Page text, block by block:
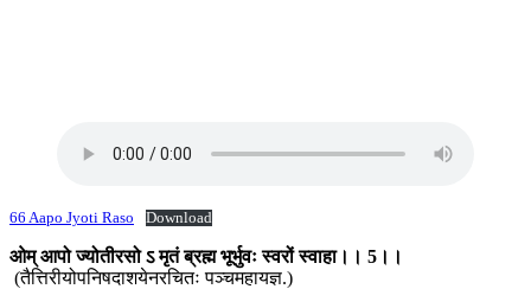
66 Aapo Jyoti Raso Download
ओम् आपो ज्योतीरसो ऽ मृतं ब्रह्म भूर्भुवः स्वरों स्वाहा।। 5।।
(तैत्तिरीयोपनिषदाशयेनरचितः पञ्चमहायज्ञ.)